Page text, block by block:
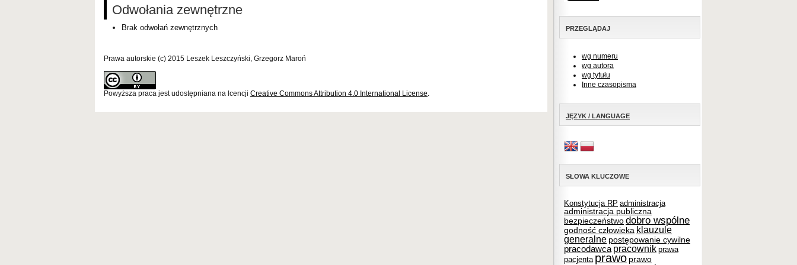
PRZEGLĄDAJ
wg numeru
wg autora
wg tytułu
Inne czasopisma
JĘZYK / LANGUAGE
SŁOWA KLUCZOWE
Konstytucja RP administracja
administracja publiczna
bezpieczeństwo dobro wspólne
godność człowieka klauzule
generalne postępowanie cywilne
pracodawca pracownik prawa
pacjenta prawo prawo
Odwołania zewnętrzne
Brak odwołań zewnętrznych
Prawa autorskie (c) 2015 Leszek Leszczyński, Grzegorz Maroń
Powyższa praca jest udostępniana na lcencji Creative Commons Attribution 4.0 International License